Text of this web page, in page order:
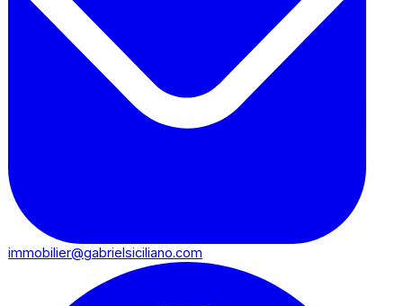
immobilier@gabrielsiciliano.com